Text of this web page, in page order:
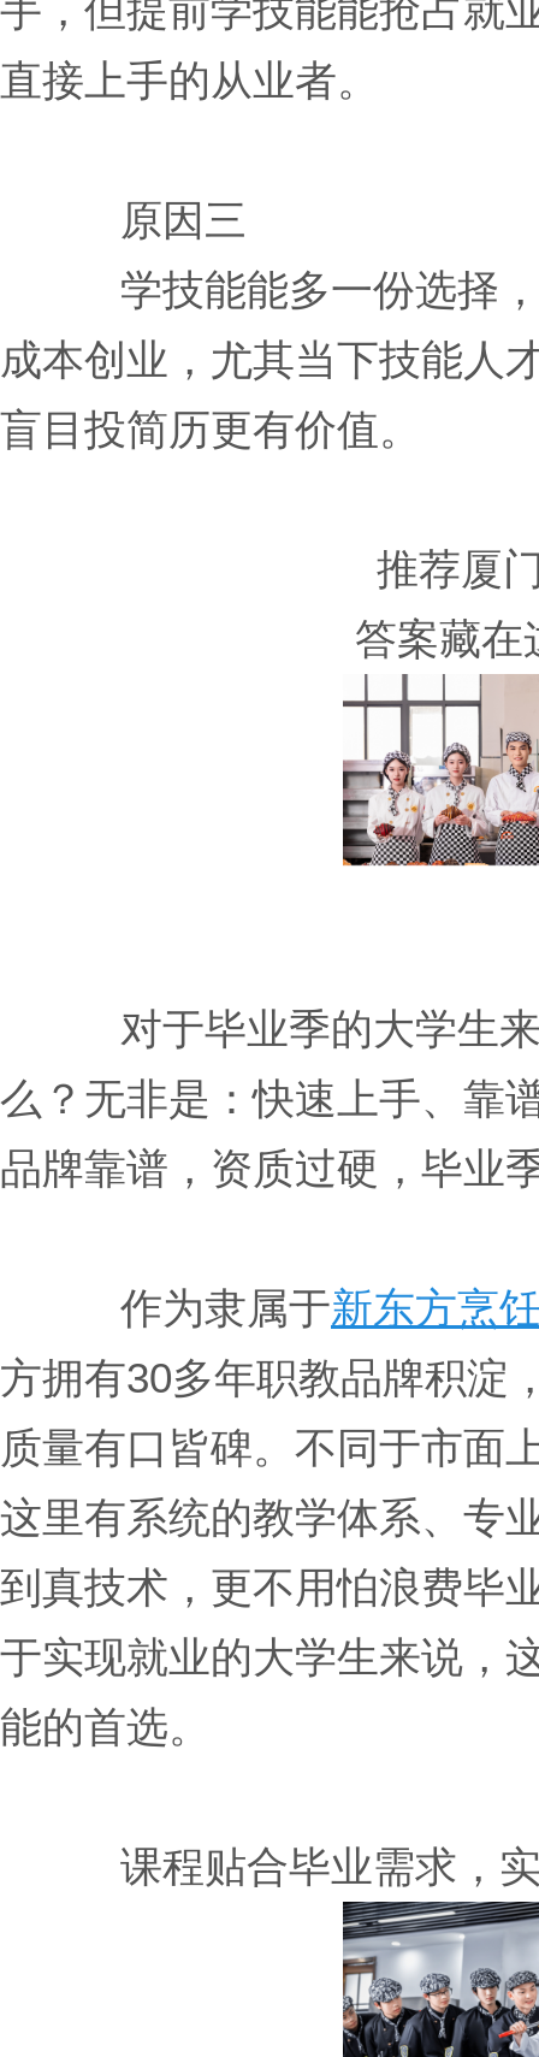
手，但提前学技能能抢占就
直接上手的从业者。
原因三
学技能能多一份选择
成本创业，尤其当下技能人
盲目投简历更有价值。
推荐厦
答案藏在
对于毕业季的大学生
么？无非是：快速上手、靠
品牌靠谱，资质过硬，毕业
作为隶属于新东方烹
方拥有30多年职教品牌积淀
质量有口皆碑。不同于市面
这里有系统的教学体系、专
到真技术，更不用怕浪费
于实现就业的大学生来说，
能的首选。
课程贴合毕业需求，